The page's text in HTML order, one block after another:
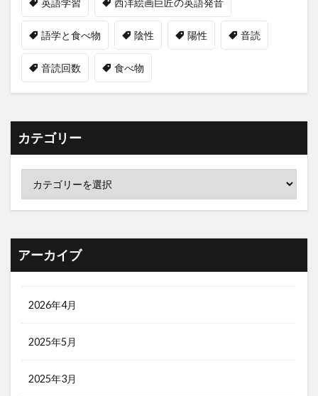
英語学習 西洋絵画巨匠の英語発音
語学と食べ物 陰性 陽性 音読
音読回数 食べ物
カテゴリー
アーカイブ
2026年4月
2025年5月
2025年3月